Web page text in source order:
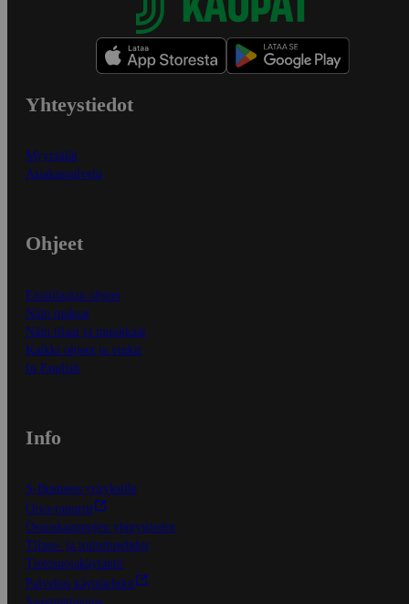
Yhteystiedot
Myymälät
Asiakaspalvelu
Ohjeet
Ensitilaajan ohjeet
Näin maksat
Näin tilaat ja muokkaat
Kaikki ohjeet ja vinkit
In English
Info
S-Business yrityksille
Oiva-raportit
Osuuskauppojen yhteystiedot
Tilaus- ja toimitusehdot
Tietosuojakäytäntö
Palvelun käyttöehdot